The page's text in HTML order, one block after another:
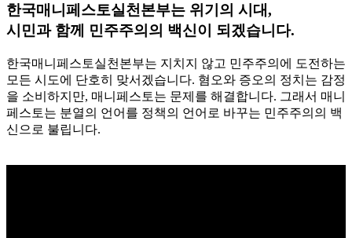
한국매니페스토실천본부는 위기의 시대,
시민과 함께 민주주의의 백신이 되겠습니다.
한국매니페스토실천본부는 지치지 않고 민주주의에 도전하는
모든 시도에 단호히 맞서겠습니다. 혐오와 증오의 정치는 감정
을 소비하지만, 매니페스토는 문제를 해결합니다. 그래서 매니
페스토는 분열의 언어를 정책의 언어로 바꾸는 민주주의의 백
신으로 불립니다.